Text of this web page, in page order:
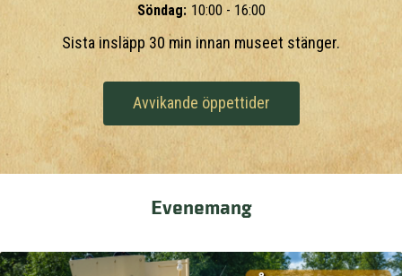
Söndag: 10:00 - 16:00
Sista insläpp 30 min innan museet stänger.
Avvikande öppettider
Evenemang